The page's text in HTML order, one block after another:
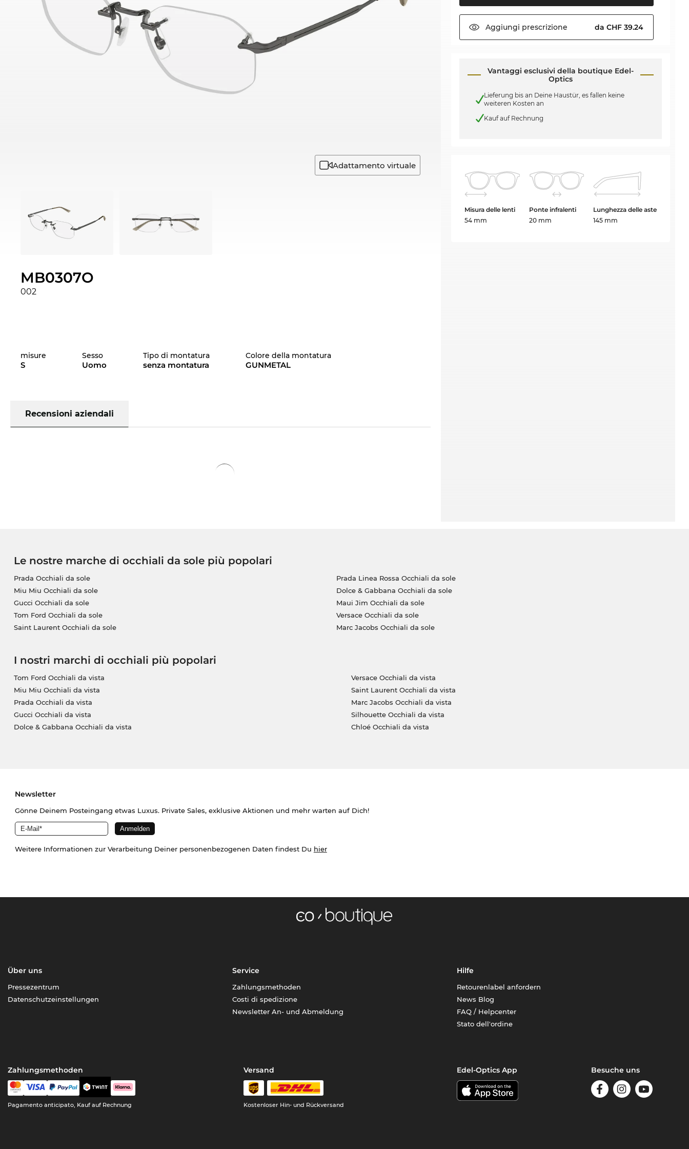
Adattamento virtuale
MB0307O
002
misure
S
Sesso
Uomo
Tipo di montatura
senza montatura
Colore della montatura
GUNMETAL
Recensioni aziendali
Aggiungi prescrizione da CHF 39.24
Vantaggi esclusivi della boutique Edel-
Optics
Lieferung bis an Deine Haustür, es fallen keine
weiteren Kosten an
Kauf auf Rechnung
Misura delle lenti
54 mm
Ponte infralenti
20 mm
Lunghezza delle aste
145 mm
Le nostre marche di occhiali da sole più popolari
Prada Occhiali da sole
Miu Miu Occhiali da sole
Gucci Occhiali da sole
Tom Ford Occhiali da sole
Saint Laurent Occhiali da sole
Prada Linea Rossa Occhiali da sole
Dolce & Gabbana Occhiali da sole
Maui Jim Occhiali da sole
Versace Occhiali da sole
Marc Jacobs Occhiali da sole
I nostri marchi di occhiali più popolari
Tom Ford Occhiali da vista
Miu Miu Occhiali da vista
Prada Occhiali da vista
Gucci Occhiali da vista
Dolce & Gabbana Occhiali da vista
Versace Occhiali da vista
Saint Laurent Occhiali da vista
Marc Jacobs Occhiali da vista
Silhouette Occhiali da vista
Chloé Occhiali da vista
Newsletter
Gönne Deinem Posteingang etwas Luxus. Private Sales, exklusive Aktionen und mehr warten auf Dich!
Weitere Informationen zur Verarbeitung Deiner personenbezogenen Daten findest Du hier
Über uns
Pressezentrum
Datenschutzeinstellungen
Service
Zahlungsmethoden
Costi di spedizione
Newsletter An- und Abmeldung
Hilfe
Retourenlabel anfordern
News Blog
FAQ / Helpcenter
Stato dell'ordine
Zahlungsmethoden
Pagamento anticipato, Kauf auf Rechnung
Versand
Kostenloser Hin- und Rückversand
Edel-Optics App Besuche uns